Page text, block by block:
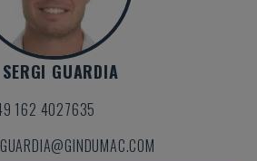
SERGI GUARDIA
162 4027635